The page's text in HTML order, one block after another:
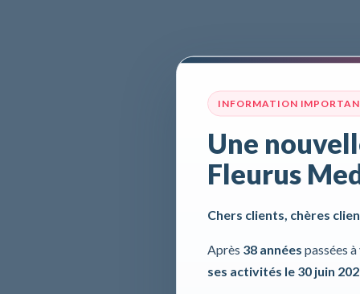
INFORMATION
Une
Fleurus
Chers clients, chères
Après 38 années passées
ses activités le 30 juin